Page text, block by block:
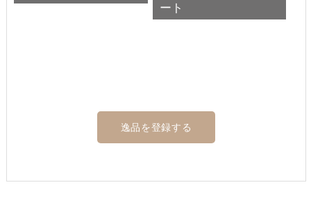
ート
逸品を登録する